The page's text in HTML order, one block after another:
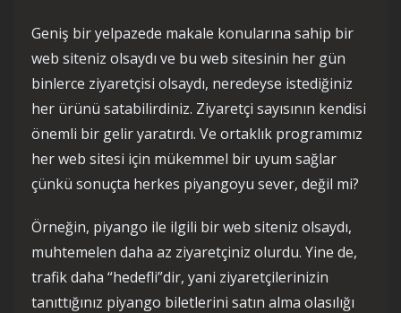
Geniş bir yelpazede makale konularına sahip bir
web siteniz olsaydı ve bu web sitesinin her gün
binlerce ziyaretçisi olsaydı, neredeyse istediğiniz
her ürünü satabilirdiniz. Ziyaretçi sayısının kendisi
önemli bir gelir yaratırdı. Ve ortaklık programımız
her web sitesi için mükemmel bir uyum sağlar
çünkü sonuçta herkes piyangoyu sever, değil mi?
Örneğin, piyango ile ilgili bir web siteniz olsaydı,
muhtemelen daha az ziyaretçiniz olurdu. Yine de,
trafik daha “hedefli”dir, yani ziyaretçilerinizin
tanıttığınız piyango biletlerini satın alma olasılığı